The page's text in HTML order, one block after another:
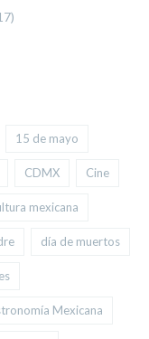
15 de mayo
CDMX Cine
mexicana
día de muertos
Mexicana